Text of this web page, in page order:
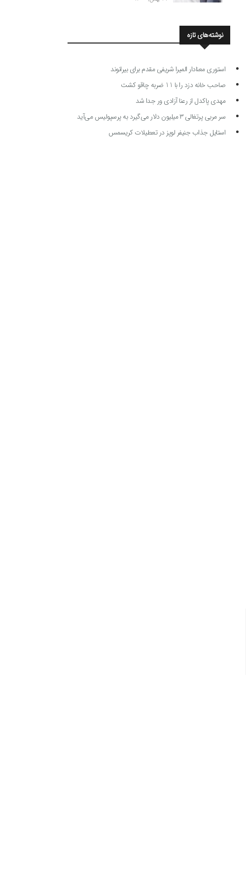
نوشته‌های تازه
استوری معنادار المیرا شریفی مقدم برای بیرانوند
صاحب خانه دزد را با 11 ضربه چاقو کشت
مهدی پاکدل از رعنا آزادی ور جدا شد
سر مربی پرتغالی ۳ میلیون دلار می‌گیرد به پرسپولیس می‌آید
استایل جذاب جنیفر لوپز در تعطیلات کریسمس